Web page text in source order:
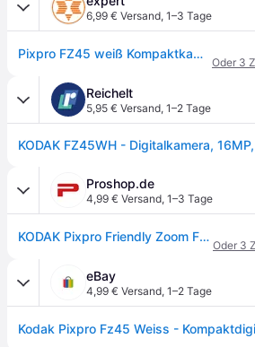
6,99 € Versand, 1–3 Tage
Pixpro FZ45 weiß Kompaktkamera
Oder 3
Reichelt
5,95 € Versand, 1–2 Tage
Proshop.de
4,99 € Versand, 1–3 Tage
KODAK Pixpro Friendly Zoom FZ45 White - Compact Digital Camera
Oder 3
eBay
4,99 € Versand, 1–2 Tage